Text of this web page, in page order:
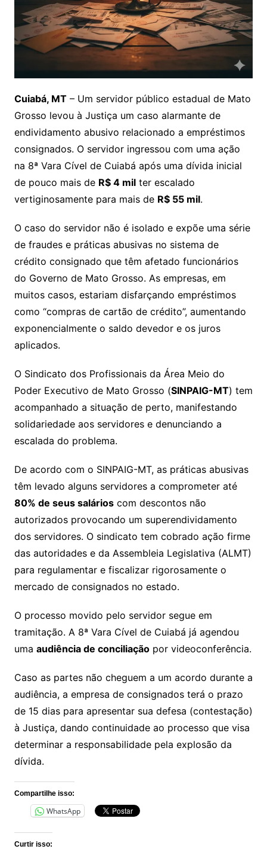
Cuiabá, MT– Um servidor público estadual de Mato
Grosso levou à Justiça um caso alarmante de
endividamento abusivo relacionado a empréstimos
consignados. O servidor ingressou com uma ação
na 8ª Vara Cível de Cuiabá após uma dívida inicial
de pouco mais de R$ 4 milter escalado
vertiginosamente para mais de R$ 55 mil.
O caso do servidor não é isolado e expõe uma série
de fraudes e práticas abusivas no sistema de
crédito consignado que têm afetado funcionários
do Governo de Mato Grosso. As empresas, em
muitos casos, estariam disfarçando empréstimos
como “compras de cartão de crédito”, aumentando
exponencialmente o saldo devedor e os juros
aplicados.
O Sindicato dos Profissionais da Área Meio do
Poder Executivo de Mato Grosso (SINPAIG-MT) tem
acompanhado a situação de perto, manifestando
solidariedade aos servidores e denunciando a
escalada do problema.
De acordo com o SINPAIG-MT, as práticas abusivas
têm levado alguns servidores a comprometer até
80% de seus salárioscom descontos não
autorizados provocando um superendividamento
dos servidores. O sindicato tem cobrado ação firme
das autoridades e da Assembleia Legislativa (ALMT)
para regulamentar e fiscalizar rigorosamente o
mercado de consignados no estado.
O processo movido pelo servidor segue em
tramitação. A 8ª Vara Cível de Cuiabá já agendou
uma audiência de conciliaçãopor videoconferência.
Caso as partes não cheguem a um acordo durante a
audiência, a empresa de consignados terá o prazo
de 15 dias para apresentar sua defesa (contestação)
à Justiça, dando continuidade ao processo que visa
determinar a responsabilidade pela explosão da
dívida.
Compartilhe isso:
WhatsApp
Curtir isso: